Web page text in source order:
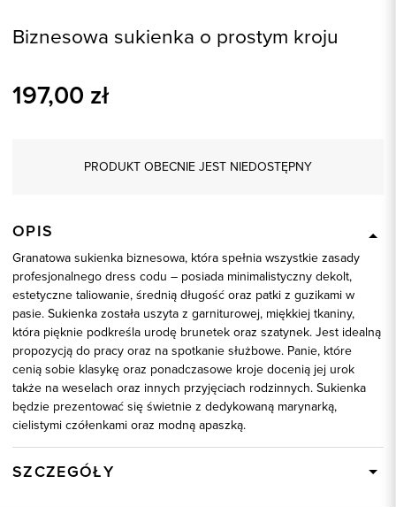
Biznesowa sukienka o prostym kroju
197,00 zł
PRODUKT OBECNIE JEST NIEDOSTĘPNY
OPIS
Granatowa sukienka biznesowa, która spełnia wszystkie zasady
profesjonalnego dress codu – posiada minimalistyczny dekolt,
estetyczne taliowanie, średnią długość oraz patki z guzikami w
pasie. Sukienka została uszyta z garniturowej, miękkiej tkaniny,
która pięknie podkreśla urodę brunetek oraz szatynek. Jest idealną
propozycją do pracy oraz na spotkanie służbowe. Panie, które
cenią sobie klasykę oraz ponadczasowe kroje docenią jej urok
także na weselach oraz innych przyjęciach rodzinnych. Sukienka
będzie prezentować się świetnie z dedykowaną marynarką,
cielistymi czółenkami oraz modną apaszką.
SZCZEGÓŁY